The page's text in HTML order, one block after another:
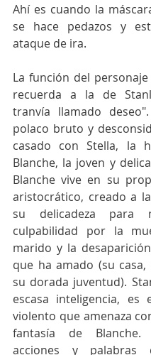
Ahí es cuando la
se hace pedazos y
ataque de ira.
La función del
recuerda a la de
tranvía llamado
polaco bruto y
casado con Stella, la
Blanche, la joven y
Blanche vive en su
aristocrático, creado a
su delicadeza para
culpabilidad por la
marido y la
que ha amado (su casa,
su dorada juventud).
escasa inteligencia, es
violento que amenaza
fantasía de Blanche.
acciones y palabras